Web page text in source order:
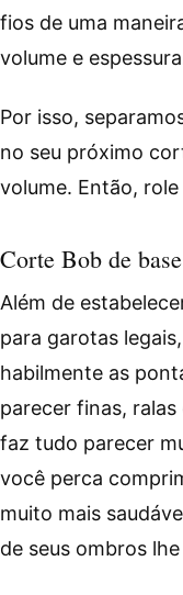
fios de uma
volume e
Por isso,
no seu próximo
volume. Então,
Corte Bob de
Além de
para garotas
habilmente as
parecer finas, ralas
faz tudo parecer
você perca
muito mais
de seus ombros